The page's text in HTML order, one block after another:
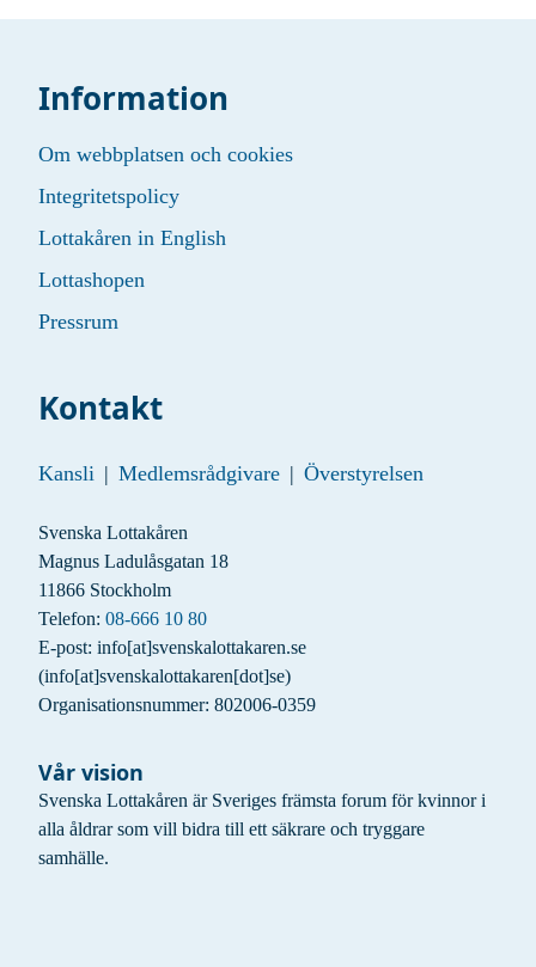
Vår vision
Svenska Lottakåren är Sveriges främsta forum för kvinnor i
alla åldrar som vill bidra till ett säkrare och tryggare
samhälle.
Information
Om webbplatsen och cookies
Integritetspolicy
Lottakåren in English
Lottashopen
Pressrum
Kontakt
Kansli | Medlemsrådgivare | Överstyrelsen
Svenska Lottakåren
Magnus Ladulåsgatan 18
11866 Stockholm
Telefon: 08-666 10 80
E-post: info[at]svenskalottakaren.se
(info[at]svenskalottakaren[dot]se)
Organisationsnummer: 802006-0359